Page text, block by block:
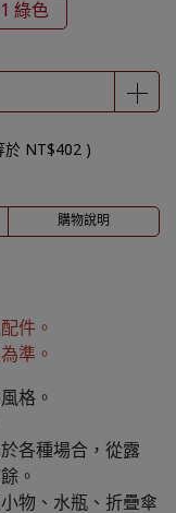
綠色
於 NT$402 )
購物說明
件。
準。
格。
各種場合，從露
。
物、水瓶、折疊傘